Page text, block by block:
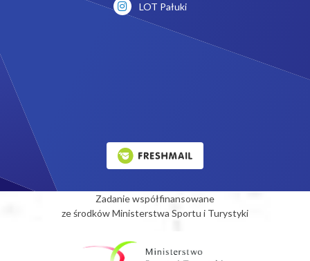
LOT Pałuki
Zadanie współfinansowane
ze środków Ministerstwa Sportu i Turystyki